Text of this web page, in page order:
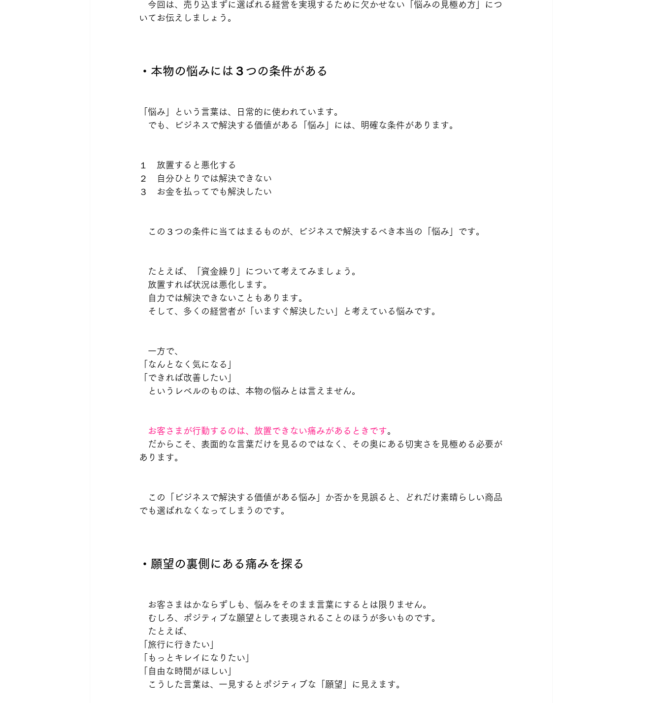
今回は、売り込まずに選ばれる経営を実現するために欠かせない「悩みの見極め方」につ
いてお伝えしましょう。
・本物の悩みには３つの条件がある
「悩み」という言葉は、日常的に使われています。
でも、ビジネスで解決する価値がある「悩み」には、明確な条件があります。
１　放置すると悪化する
２　自分ひとりでは解決できない
３　お金を払ってでも解決したい
この３つの条件に当てはまるものが、ビジネスで解決するべき本当の「悩み」です。
たとえば、「資金繰り」について考えてみましょう。
放置すれば状況は悪化します。
自力では解決できないこともあります。
そして、多くの経営者が「いますぐ解決したい」と考えている悩みです。
一方で、
「なんとなく気になる」
「できれば改善したい」
というレベルのものは、本物の悩みとは言えません。
お客さまが行動するのは、放置できない痛みがあるときです。
だからこそ、表面的な言葉だけを見るのではなく、その奥にある切実さを見極める必要が
あります。
この「ビジネスで解決する価値がある悩み」か否かを見誤ると、どれだけ素晴らしい商品
でも選ばれなくなってしまうのです。
・願望の裏側にある痛みを探る
お客さまはかならずしも、悩みをそのまま言葉にするとは限りません。
むしろ、ポジティブな願望として表現されることのほうが多いものです。
たとえば、
「旅行に行きたい」
「もっとキレイになりたい」
「自由な時間がほしい」
こうした言葉は、一見するとポジティブな「願望」に見えます。